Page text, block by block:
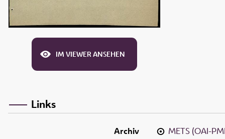
IM VIEWER ANSEHEN
Links
Archiv
METS (OAI-